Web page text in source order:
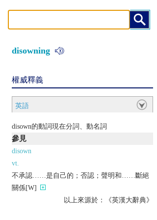
disowning
權威釋義
英語
disown的動詞現在分詞、動名詞
參見
disown
vt.
不承認……是自己的；否認；聲明和……斷絕
關係[W]
以上來源於：《英漢大辭典》